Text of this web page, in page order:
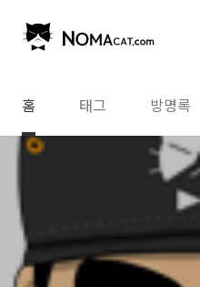
홈 태그 방명록